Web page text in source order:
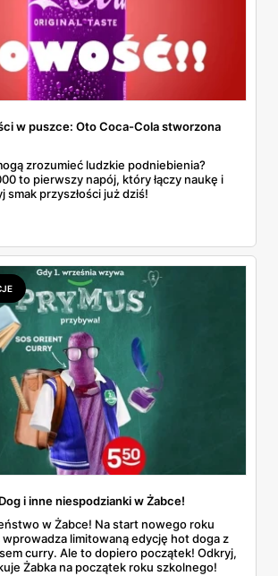
w puszce: Oto Coca-Cola stworzona
zrozumieć ludzkie podniebienia?
to pierwszy napój, który łączy naukę i
smak przyszłości już dziś!
i inne niespodzianki w Żabce!
w Żabce! Na start nowego roku
limitowaną edycję hot doga z
curry. Ale to dopiero początek! Odkryj,
Żabka na początek roku szkolnego!